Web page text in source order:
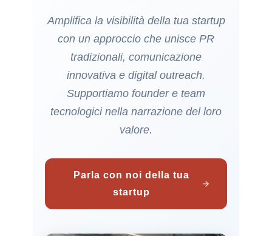
Amplifica la visibilità della tua startup
con un approccio che unisce PR
tradizionali, comunicazione
innovativa e digital outreach.
Supportiamo founder e team
tecnologici nella narrazione del loro
valore.
Parla con noi della tua
startup